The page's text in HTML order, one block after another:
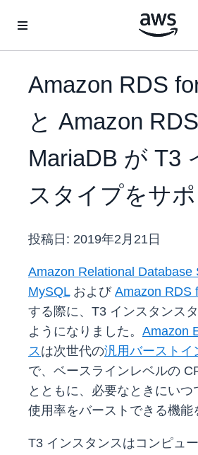
Amazon RDS
と Amazon
MariaDB が T3
スタイプをサ
投稿日: 2019年2月21日
Amazon Relational Database
MySQLおよび Amazon RDS
する際に、T3 インスタンス
ようになりました。 Amazon
スは次世代の汎用バーストイ
で、ベースラインレベルの
とともに、必要なときにい
使用率をバーストできる機能
T3 インスタンスはコンピュ